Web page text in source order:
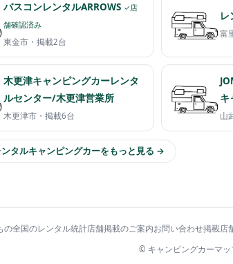
バスコンレンタルARROWS ✓店
舗確認済み
東金市・ 掲載2台
レ
富
木更津キャンピングカーレンタ
ルセンター/木更津営業所
木更津市・ 掲載6台
キ
山
タルキャンピングカーをもっと見る →
の全国のレンタル統計店舗掲載のご案内お問い合わせ掲載店
© キャンピングカーマ